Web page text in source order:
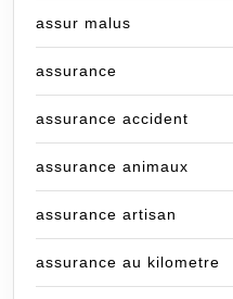
assur malus
assurance
assurance accident
assurance animaux
assurance artisan
assurance au kilometre